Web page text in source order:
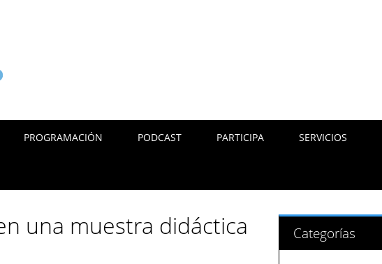
PROGRAMACIÓN PODCAST PARTICIPA SERVICIOS
una muestra didáctica Categorías